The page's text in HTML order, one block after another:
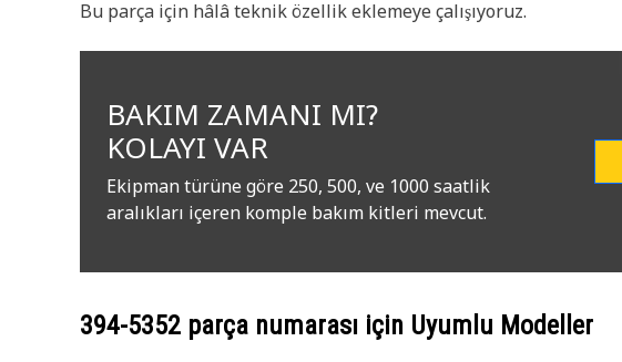
Bu parça için hâlâ teknik özellik eklemeye çalışıyoruz.
BAKIM ZAMANI MI?
KOLAYI VAR
Ekipman türüne göre 250, 500, ve 1000 saatlik
aralıkları içeren komple bakım kitleri mevcut.
394-5352 parça numarası için Uyumlu Modeller